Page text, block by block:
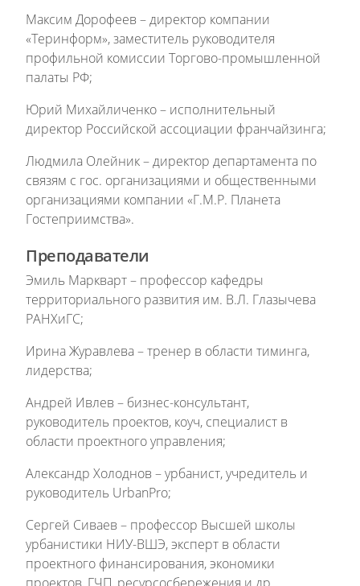
Максим Дорофеев – директор компании
«Теринформ», заместитель руководителя
профильной комиссии Торгово-промышленной
палаты РФ;
Юрий Михайличенко – исполнительный
директор Российской ассоциации франчайзинга;
Людмила Олейник – директор департамента по
связям с гос. организациями и общественными
организациями компании «Г.М.Р. Планета
Гостеприимства».
Преподаватели
Эмиль Маркварт – профессор кафедры
территориального развития им. В.Л. Глазычева
РАНХиГС;
Ирина Журавлева – тренер в области тиминга,
лидерства;
Андрей Ивлев – бизнес-консультант,
руководитель проектов, коуч, специалист в
области проектного управления;
Александр Холоднов – урбанист, учредитель и
руководитель UrbanPro;
Сергей Сиваев – профессор Высшей школы
урбанистики НИУ-ВШЭ, эксперт в области
проектного финансирования, экономики